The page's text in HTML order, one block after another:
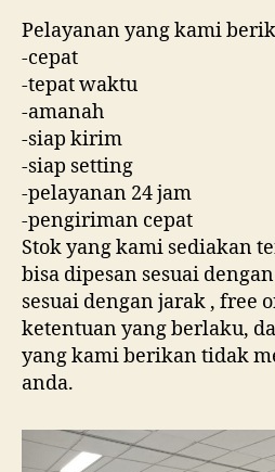
Pelayanan yang kami
-cepat
-tepat waktu
-amanah
-siap kirim
-siap setting
-pelayanan 24 jam
-pengiriman cepat
Stok yang kami sediakan
bisa dipesan sesuai
sesuai dengan jarak , free
ketentuan yang berlaku,
yang kami berikan tidak
anda.